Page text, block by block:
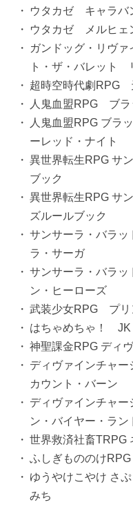
ウタカゼ キャラバ
ウタカゼ メルヒェ
ガンドッグ・リヴ
ト・ザ・バレット
超時空時代劇RPG
人鬼血盟RPG ブラ
人鬼血盟RPG ブラ
ーレッド・ナイト
異世界転生RPG サ
ブック
異世界転生RPG サ
ズルールブック
サンサーラ・バラッ
ラ・サーガ
サンサーラ・バラッ
ン・ヒーローズ
武装少女RPG プリ
はちゃめちゃ！
神聖課金RPG ディ
ディヴァインチャー
カウント・バーン
ディヴァインチャー
ン・バイヤー・ラン
世界救済社畜TRPG
ふしぎもののけ
ゆうやけこやけ さ
みち